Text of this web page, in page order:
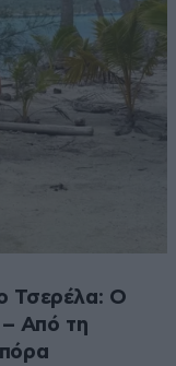
Τσερέλα: Ο
– Από τη